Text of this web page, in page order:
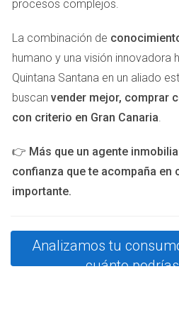
Tarifas
Si estás considerando
discriminación horaria, aquí
prácticos para maximizar tus
Infórmate sobre los
son las horas pico y valle
eléctrico.
Planifica tus actividades:
Utiliza tecnología
dispositivos inteligentes
uso de electrodomésticos.
procesos complejos.
La combinación de
humano y una visión innovadora
Quintana Santana en un aliado
buscan vender mejor, comprar
con criterio en Gran Canaria.
👉 Más que un agente
confianza que te acompaña en
importante.
Analizamos tu
cuánto